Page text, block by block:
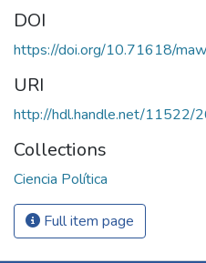
DOI
https://doi.org/10.71618/
URI
http://hdl.handle.net/11522/
Collections
Ciencia Política
Full item page